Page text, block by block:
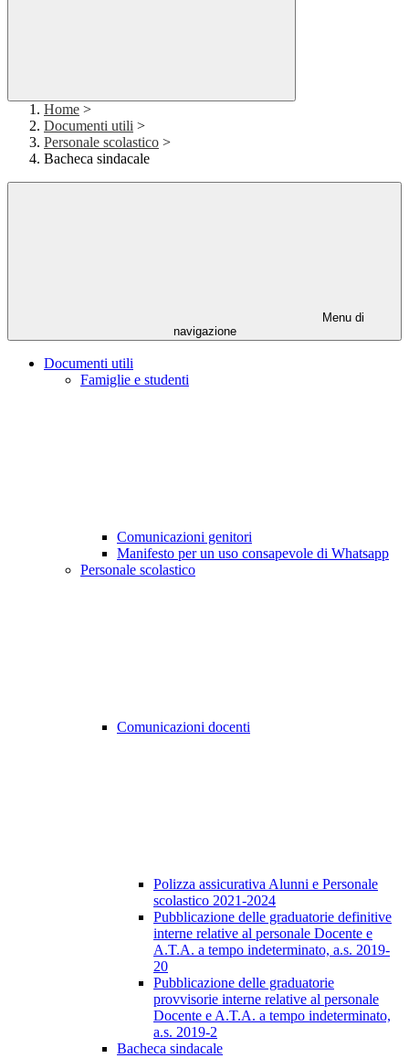
Home >
Documenti utili >
Personale scolastico >
Bacheca sindacale
Menu di
navigazione
Documenti utili
Famiglie e studenti
Comunicazioni genitori
Manifesto per un uso consapevole di Whatsapp
Personale scolastico
Comunicazioni docenti
Polizza assicurativa Alunni e Personale
scolastico 2021-2024
Pubblicazione delle graduatorie definitive
interne relative al personale Docente e
A.T.A. a tempo indeterminato, a.s. 2019-
20
Pubblicazione delle graduatorie
provvisorie interne relative al personale
Docente e A.T.A. a tempo indeterminato,
a.s. 2019-2
Bacheca sindacale